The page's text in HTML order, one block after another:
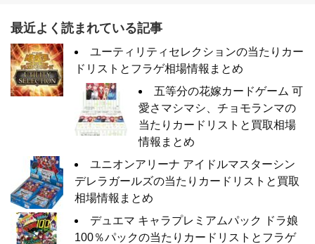
最近よく読まれている記事
ユーティリティセレクションの当たりカー
ドリストとフラゲ相場情報まとめ
五等分の花嫁カードゲーム 可
愛さマシマシ、チョモランマの
当たりカードリストと買取相場
情報まとめ
ユニオンアリーナ アイドルマスターシン
デレラガールズの当たりカードリストと買取
相場情報まとめ
デュエマ キャラプレミアムパック ドラ娘
100％パックの当たりカードリストとフラゲ